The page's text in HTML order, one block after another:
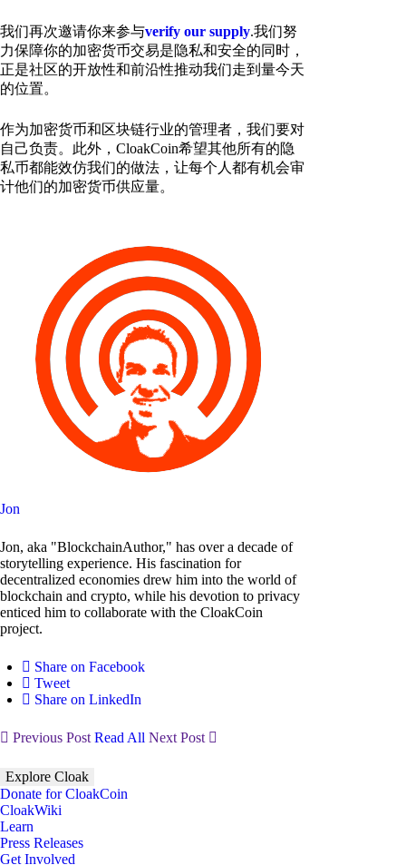
我们再次邀请你来参与verify our supply.我们努
力保障你的加密货币交易是隐私和安全的同时，
正是社区的开放性和前沿性推动我们走到量今天
的位置。
作为加密货币和区块链行业的管理者，我们要对
自己负责。此外，CloakCoin希望其他所有的隐
私币都能效仿我们的做法，让每个人都有机会审
计他们的加密货币供应量。
Jon
Jon, aka "BlockchainAuthor," has over a decade of
storytelling experience. His fascination for
decentralized economies drew him into the world of
blockchain and crypto, while his devotion to privacy
enticed him to collaborate with the CloakCoin
project.
Share on Facebook
Tweet
Share on LinkedIn
Previous Post Read All Next Post
Explore Cloak
Donate for CloakCoin
CloakWiki
Learn
Press Releases
Get Involved